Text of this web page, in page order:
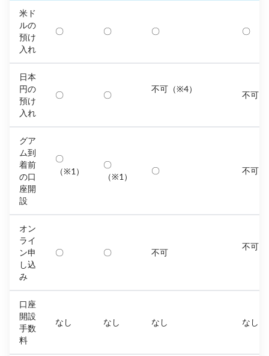
米ド
ルの
預け
入れ
〇 〇 〇 〇
日本
円の
預け
入れ
〇 〇
不可（※4）
不可
グア
ム到
着前
の口
座開
設
〇
（※1）
〇
（※1）
〇 不可
オン
ライ
ン申
し込
み
〇 〇 不可
不可
口座
開設
手数
料
なし なし なし なし